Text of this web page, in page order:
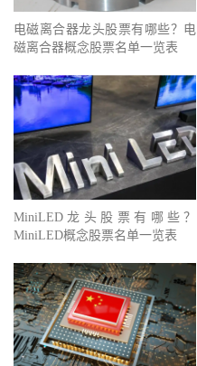
电磁离合器龙头股票有哪些？电
磁离合器概念股票名单一览表
MiniLED龙头股票有哪些？
MiniLED概念股票名单一览表